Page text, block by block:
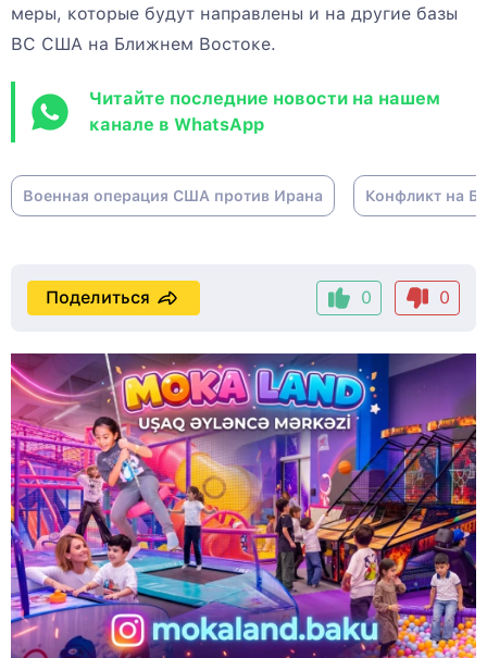
меры, которые будут направлены и на другие базы
ВС США на Ближнем Востоке.
Читайте последние новости на нашем
канале в WhatsApp
Военная операция США против Ирана Конфликт на
0 0
Поделиться